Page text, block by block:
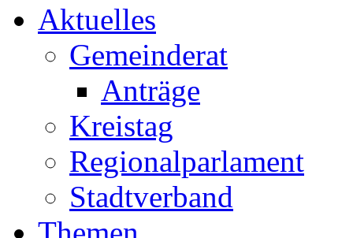
Aktuelles
Gemeinderat
Anträge
Kreistag
Regionalparlament
Stadtverband